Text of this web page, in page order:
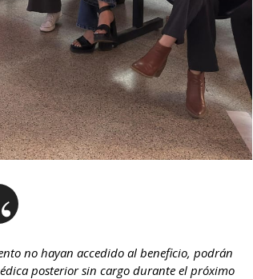
no hayan accedido al beneficio, podrán
posterior sin cargo durante el próximo